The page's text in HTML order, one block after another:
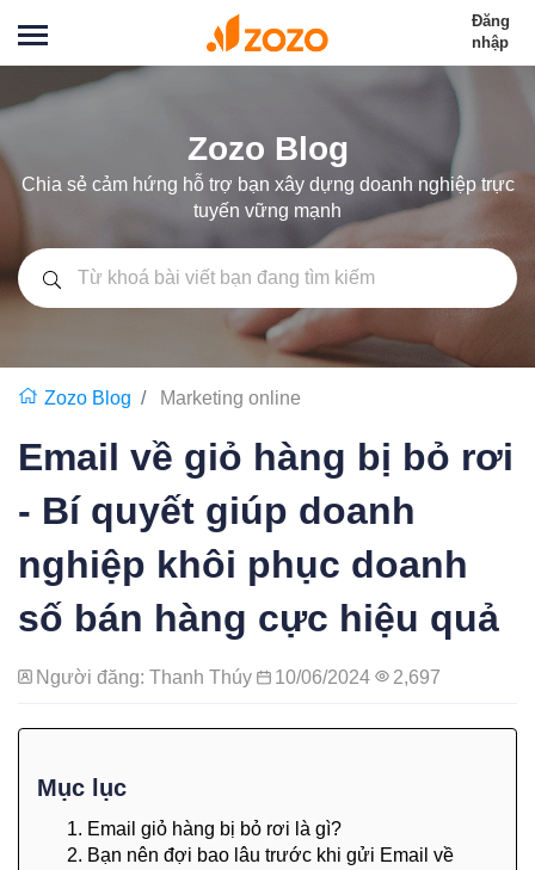
Đăng
nhập
Zozo Blog
Chia sẻ cảm hứng hỗ trợ bạn xây dựng doanh nghiệp trực
tuyến vững mạnh
Zozo Blog Marketing online
Email về giỏ hàng bị bỏ rơi
- Bí quyết giúp doanh
nghiệp khôi phục doanh
số bán hàng cực hiệu quả
Người đăng: Thanh Thúy 10/06/2024 2,697
Mục lục
1. Email giỏ hàng bị bỏ rơi là gì?
2. Bạn nên đợi bao lâu trước khi gửi Email về